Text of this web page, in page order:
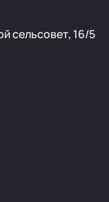
сельсовет, 16/5